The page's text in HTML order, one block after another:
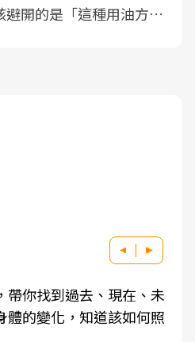
避開的是「這種用油方
帶你找到過去、現在、未
體的變化，知道該如何照